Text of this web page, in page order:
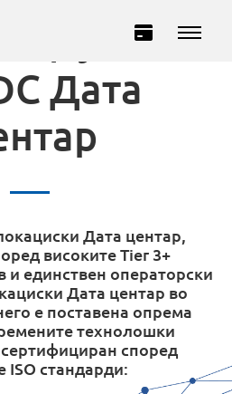
во
Дата
Дата центар,
високите Tier 3+
и единствен операторски
Дата центар во
е поставена опрема
технолошки
според
ISO стандарди: